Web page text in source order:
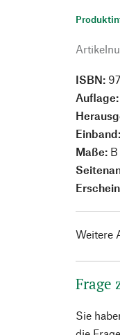
ISBN:
Einband:
Maße:
Weitere
Frage
Sie